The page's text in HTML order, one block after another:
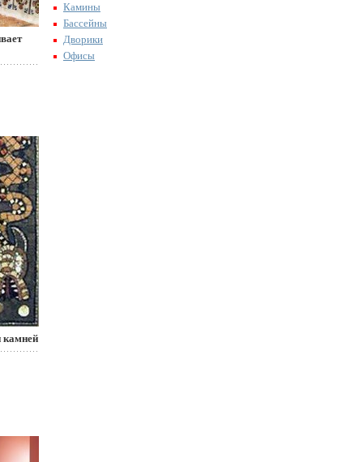
камней
Камины
Бассейны
Дворики
Офисы